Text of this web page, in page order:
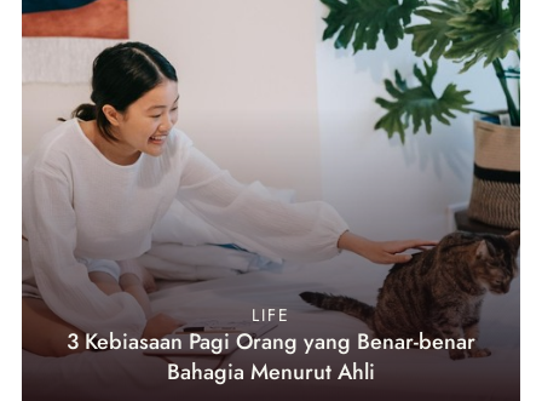
LIFE
3 Kebiasaan Pagi Orang yang Benar-benar
Bahagia Menurut Ahli